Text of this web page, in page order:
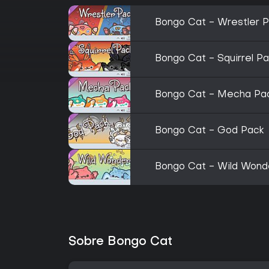
Bongo Cat - Wrestler
Bongo Cat - Squirrel
Bongo Cat - Mecha
Bongo Cat - God Pack
Bongo Cat - Wild
Sobre Bongo Cat